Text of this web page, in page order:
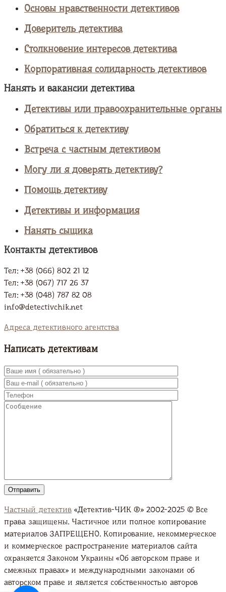
Основы нравственности детективов
Доверитель детектива
Столкновение интересов детектива
Корпоративная солидарность детективов
Нанять и вакансии детектива
Детективы или правоохранительные органы
Обратиться к детективу
Встреча с частным детективом
Могу ли я доверять детективу?
Помощь детективу
Детективы и информация
Нанять сыщика
Контакты детективов
Тел: +38 (066) 802 21 12
Тел: +38 (067) 717 26 37
Тел: +38 (048) 787 82 08
info@detectivchik.net
Адреса детективного агентства
Написать детективам
Частный детектив «Детектив-ЧИК ®» 2002-2025 © Все
права защищены. Частичное или полное копирование
материалов ЗАПРЕЩЕНО. Копирование, некоммерческое
и коммерческое распространение материалов сайта
охраняется Законом Украины «Об авторском праве и
смежных правах» и международными законами об
авторском праве и является собственностью авторов